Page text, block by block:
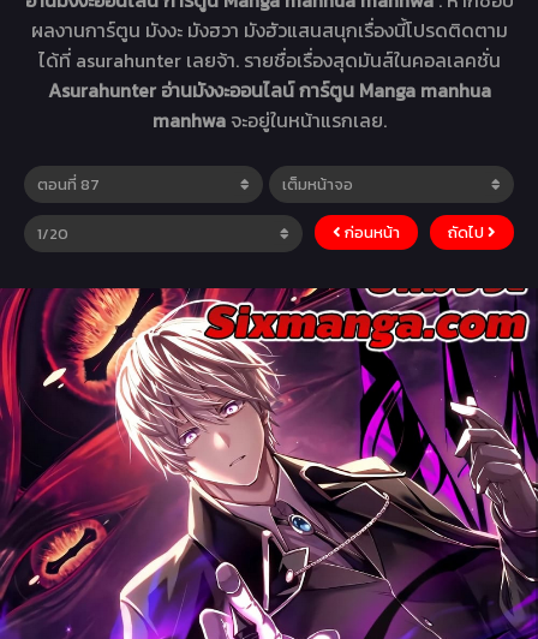
ผลงานการ์ตูน มังงะ มังฮวา มังฮัวแสนสนุกเรื่องนี้โปรดติดตาม
ได้ที่ asurahunter เลยจ้า. รายชื่อเรื่องสุดมันส์ในคอลเลคชั่น
Asurahunter อ่านมังงะออนไลน์ การ์ตูน Manga manhua
manhwa จะอยู่ในหน้าแรกเลย.
ก่อนหน้า ถัดไป